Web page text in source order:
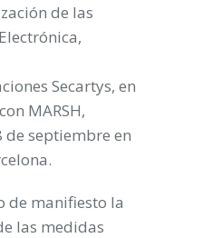
de las
Secartys, en
MARSH,
de septiembre en
de manifiesto la
las medidas